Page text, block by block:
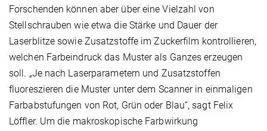
Forschenden können aber über eine Vielzahl von
Stellschrauben wie etwa die Stärke und Dauer der
Laserblitze sowie Zusatzstoffe im Zuckerfilm kontrollieren,
welchen Farbeindruck das Muster als Ganzes erzeugen
soll. „Je nach Laserparametern und Zusatzstoffen
fluoreszieren die Muster unter dem Scanner in einmaligen
Farbabstufungen von Rot, Grün oder Blau“, sagt Felix
Löffler. Um die makroskopische Farbwirkung